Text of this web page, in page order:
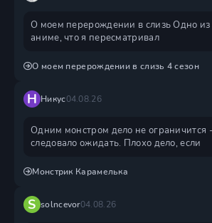
О моем перерождении в слизь Одно
аниме, что я пересматривал
О моем перерождении в слизь 4 сезон
Н Никус04.08.26
Одним монстром дело не ограничится -
следовало ожидать. Плохо дело, если
Монстрик Карамелька
S solncevor04.08.26